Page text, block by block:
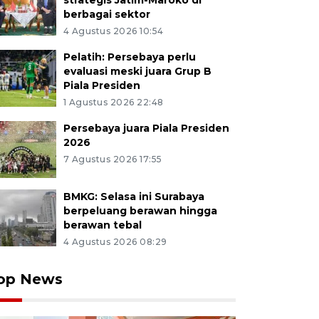
berbagai sektor
4 Agustus 2026 10:54
Pelatih: Persebaya perlu
evaluasi meski juara Grup B
Piala Presiden
1 Agustus 2026 22:48
Persebaya juara Piala Presiden
2026
7 Agustus 2026 17:55
BMKG: Selasa ini Surabaya
berpeluang berawan hingga
berawan tebal
4 Agustus 2026 08:29
News